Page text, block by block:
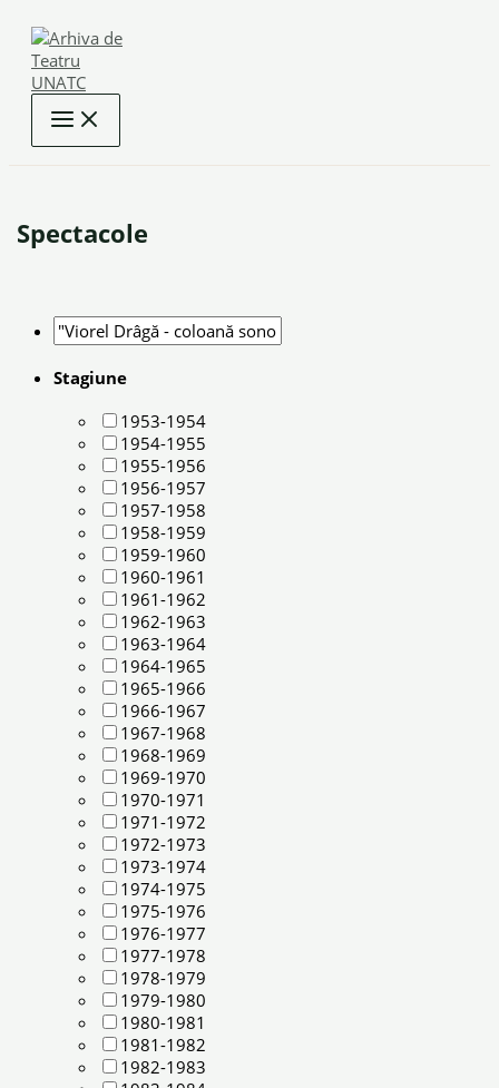
content
Spectacole
Stagiune
1953-1954
1954-1955
1955-1956
1956-1957
1957-1958
1958-1959
1959-1960
1960-1961
1961-1962
1962-1963
1963-1964
1964-1965
1965-1966
1966-1967
1967-1968
1968-1969
1969-1970
1970-1971
1971-1972
1972-1973
1973-1974
1974-1975
1975-1976
1976-1977
1977-1978
1978-1979
1979-1980
1980-1981
1981-1982
1982-1983